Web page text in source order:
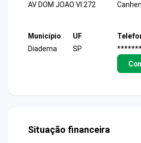
AV DOM JOAO VI 272
Município
Diadema
UF
SP
Situação financeira